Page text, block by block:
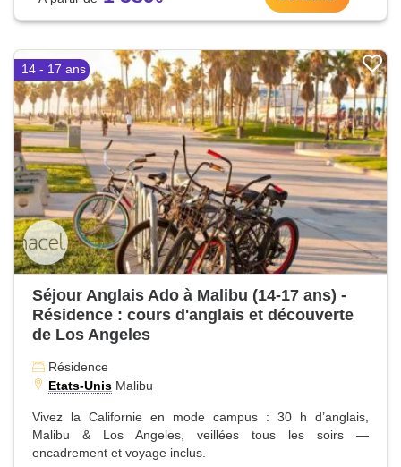
14 - 17 ans
Séjour Anglais Ado à Malibu (14-17 ans) -
Résidence : cours d'anglais et découverte
de Los Angeles
Résidence
Etats-Unis Malibu
Vivez la Californie en mode campus : 30 h d’anglais,
Malibu & Los Angeles, veillées tous les soirs —
encadrement et voyage inclus.